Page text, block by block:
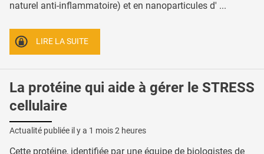
naturel anti-inflammatoire) et en nanoparticules d' ...
LIRE LA SUITE
La protéine qui aide à gérer le STRESS
cellulaire
Actualité publiée il y a 1 mois 2 heures
Cette protéine, identifiée par une équipe de biologistes de